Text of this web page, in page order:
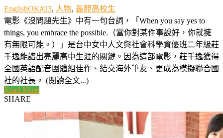
EnglishOK#23, 人物, 最靚高校生
電影《沒問題先生》中有一句台詞，「When you say yes to
things, you embrace the possible.（當你對某件事說好，你就擁
有無限可能。）」是台中女中人文與社會科學資優班二年級莊
千逸能譜出亮麗高中生涯的關鍵。因為這部電影，莊千逸獲得
全國英語配音團體組佳作、結交海外筆友、更成為模擬聯合國
社的社長。 (閱讀全文...)
Read More
SHARE